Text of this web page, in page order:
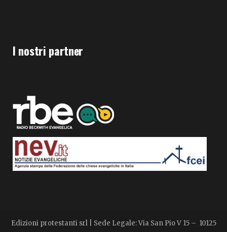
I nostri partner
Edizioni protestanti srl | Sede Legale: Via San Pio V 15 – 10125